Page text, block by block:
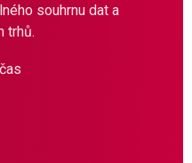
souhrnu dat a
trhů.